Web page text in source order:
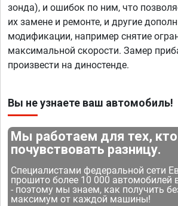
зонда), и ошибок по ним, что
их замене и ремонте, и другие
модификации, например снятие
максимальной скорости. Замер
произвести на диностенде.
Вы не узнаете ваш автомобиль!
Мы работаем для тех,
почувствовать разницу.
Специалистами федеральной сети
прошито более 10 000 автомобилей
- поэтому мы знаем, как получить
максимум от каждой машины!